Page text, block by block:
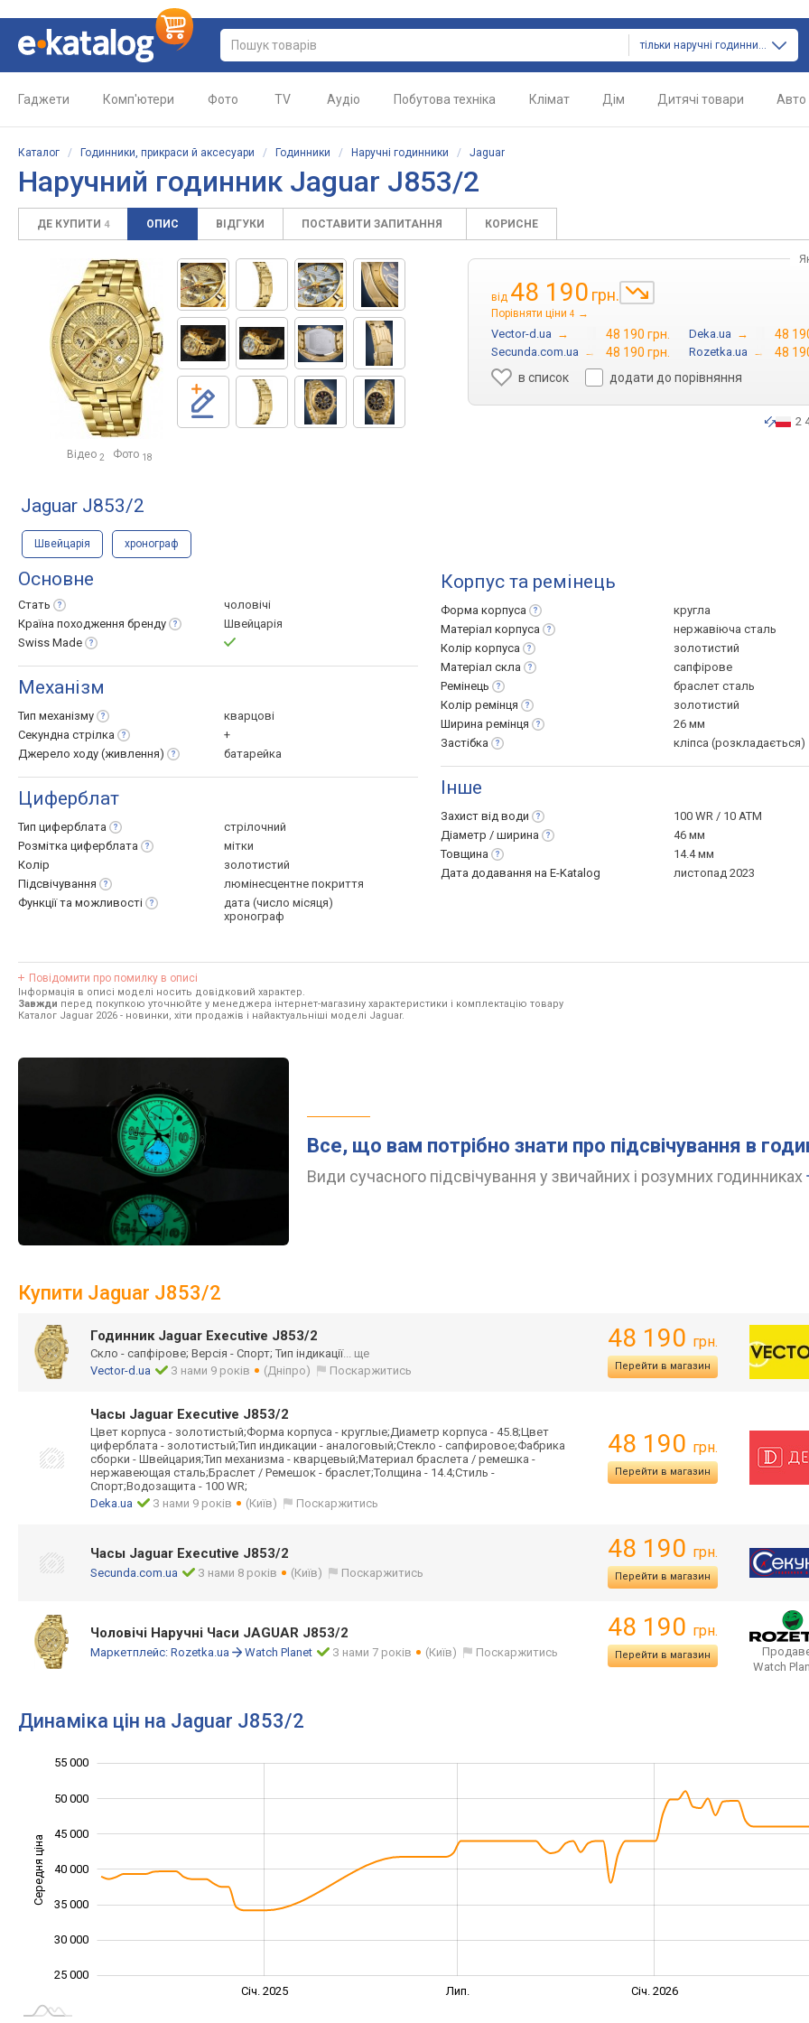
тільки наручні годинники
Гаджети Комп'ютери Фото TV Аудіо Побутова техніка Клімат Дім Дитячі товари Авто
Каталог / Годинники, прикраси й аксесуари / Годинники / Наручні годинники / Jaguar
Наручний годинник Jaguar J853/2
ДЕ КУПИТИ 4 ОПИС ВІДГУКИ ПОСТАВИТИ ЗАПИТАННЯ КОРИСНЕ
Відео 2 Фото 18
від 48 190 грн.
Порівняти ціни 4 →
Vector-d.ua → 48 190 грн. Deka.ua → 48
Secunda.com.ua → 48 190 грн. Rozetka.ua →
48
в список
додати до порівняння
2
Jaguar J853/2
Швейцарія хронограф
Основне
Стать
чоловічі
Країна походження бренду
Швейцарія
Swiss Made
Механізм
Тип механізму
кварцові
Секундна стрілка
+
Джерело ходу (живлення) батарейка
Циферблат
Тип циферблата
стрілочний
Розмітка циферблата
мітки
Колір
золотистий
Підсвічування
люмінесцентне покриття
Функції та можливості
дата (число місяця)
хронограф
Корпус та ремінець
Форма корпуса
кругла
Матеріал корпуса
нержавіюча сталь
Колір корпуса
золотистий
Матеріал скла
сапфірове
Ремінець
браслет сталь
Колір ремінця
золотистий
Ширина ремінця
26 мм
Застібка
кліпса (розкладається)
Інше
Захист від води
100 WR / 10 ATM
Діаметр / ширина
46 мм
Товщина
14.4 мм
Дата додавання на E-Katalog
листопад 2023
Повідомити про помилку в описі
Інформація в описі моделі носить довідковий характер.
Завжди перед покупкою уточнюйте у менеджера інтернет-магазину характеристики і комплектацію товару
Каталог Jaguar 2026 - новинки, хіти продажів і найактуальніші моделі Jaguar.
Все, що вам потрібно знати про підсвічування в
Види сучасного підсвічування у звичайних і розумних годинниках
Купити Jaguar J853/2
Годинник Jaguar Executive J853/2
Скло - сапфірове; Версія - Спорт; Тип індикації... ще
Vector-d.ua
З нами 9 років (Дніпро) Поскаржитись
48 190 грн.
Перейти в магазин
Часы Jaguar Executive J853/2
Цвет корпуса - золотистый;Форма корпуса - круглые;Диаметр корпуса - 45.8;Цвет
циферблата - золотистый;Тип индикации - аналоговый;Стекло - сапфировое;Фабрика
сборки - Швейцария;Тип механизма - кварцевый;Материал браслета / ремешка -
нержавеющая сталь;Браслет / Ремешок - браслет;Толщина - 14.4;Стиль -
Спорт;Водозащита - 100 WR;
Deka.ua
З нами 9 років (Київ) Поскаржитись
48 190 грн.
Перейти в магазин
Часы Jaguar Executive J853/2
Secunda.com.ua З нами 8 років (Київ) Поскаржитись
48 190 грн.
Перейти в магазин
Чоловічі Наручні Часи JAGUAR J853/2
Маркетплейс: Rozetka.ua Watch Planet З нами 7 років (Київ) Поскаржитись
48 190 грн.
Перейти в магазин
Watch
Динаміка цін на Jaguar J853/2
Середня ціна 25 000
25 000
30 000
35 000
40 000
45 000
50 000
55 000
Січ. 2025 Лип. Січ. 2026